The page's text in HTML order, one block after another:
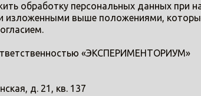
обработку персональных данных при
выше положениями,
«ЭКСПЕРИМЕНТОРИУМ»
д. 21, кв. 137